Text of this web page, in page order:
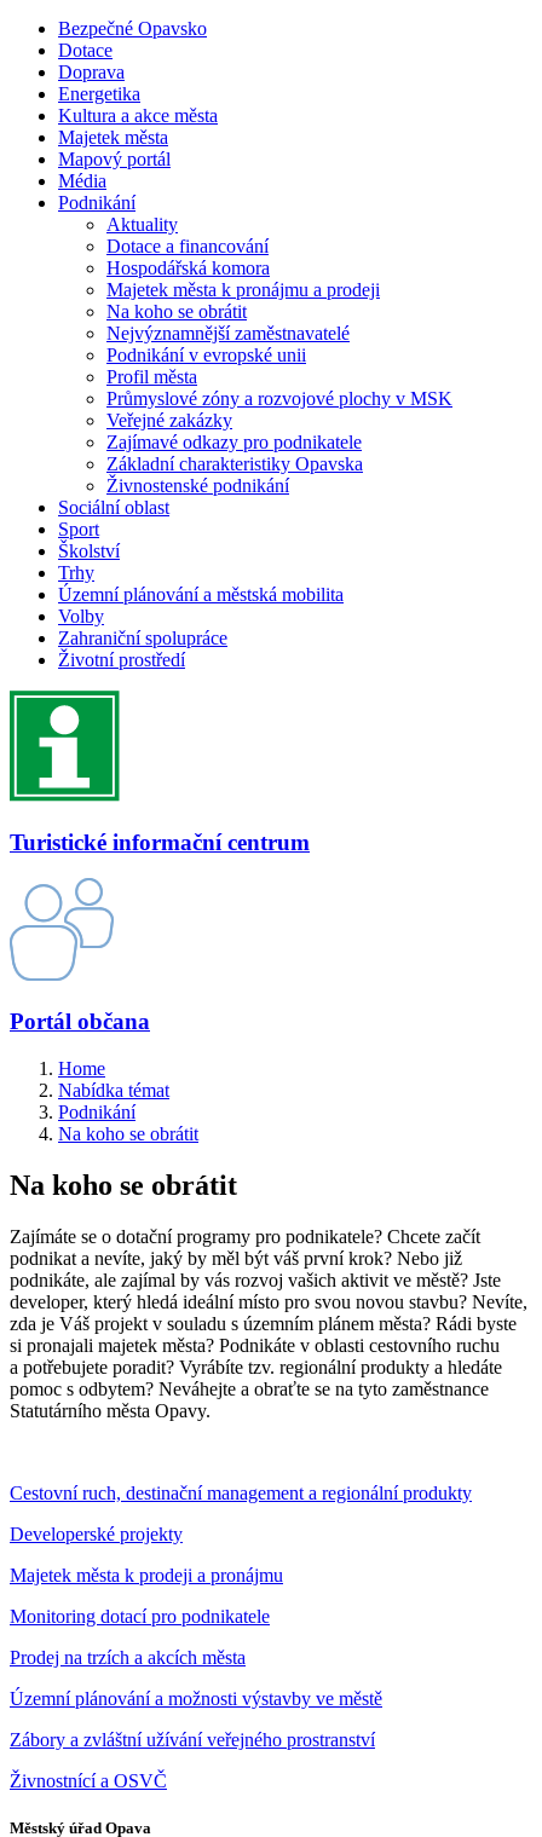
Bezpečné Opavsko
Dotace
Doprava
Energetika
Kultura a akce města
Majetek města
Mapový portál
Média
Podnikání
Aktuality
Dotace a financování
Hospodářská komora
Majetek města k pronájmu a prodeji
Na koho se obrátit
Nejvýznamnější zaměstnavatelé
Podnikání v evropské unii
Profil města
Průmyslové zóny a rozvojové plochy v MSK
Veřejné zakázky
Zajímavé odkazy pro podnikatele
Základní charakteristiky Opavska
Živnostenské podnikání
Sociální oblast
Sport
Školství
Trhy
Územní plánování a městská mobilita
Volby
Zahraniční spolupráce
Životní prostředí
Turistické informační centrum
Portál občana
Home
Nabídka témat
Podnikání
Na koho se obrátit
Na koho se obrátit
Zajímáte se o dotační programy pro podnikatele? Chcete začít
podnikat a nevíte, jaký by měl být váš první krok? Nebo již
podnikáte, ale zajímal by vás rozvoj vašich aktivit ve městě? Jste
developer, který hledá ideální místo pro svou novou stavbu? Nevíte,
zda je Váš projekt v souladu s územním plánem města? Rádi byste
si pronajali majetek města? Podnikáte v oblasti cestovního ruchu
a potřebujete poradit? Vyrábíte tzv. regionální produkty a hledáte
pomoc s odbytem? Neváhejte a obraťte se na tyto zaměstnance
Statutárního města Opavy.
Cestovní ruch, destinační management a regionální produkty
Developerské projekty
Majetek města k prodeji a pronájmu
Monitoring dotací pro podnikatele
Prodej na trzích a akcích města
Územní plánování a možnosti výstavby ve městě
Zábory a zvláštní užívání veřejného prostranství
Živnostnící a OSVČ
Městský úřad Opava